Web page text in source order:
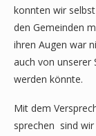
konnten wir
den Gemeinden
ihren Augen war
auch von unserer
werden könnte.
Mit dem
sprechen sind